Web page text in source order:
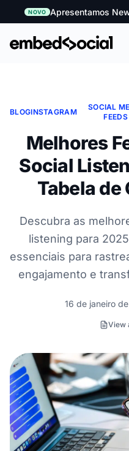
NOVO Apresentamos
BLOGINSTAGRAM
SOCIAL
FEEDS
Melhores
Social
Tabela de
Descubra as
listening para
essenciais para
engajamento e
16 de janeiro
View